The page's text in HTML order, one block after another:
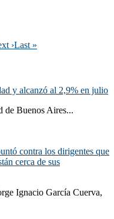
›Last »
y alcanzó al 2,9% en julio
de Buenos Aires...
contra los dirigentes que
cerca de sus
Ignacio García Cuerva,